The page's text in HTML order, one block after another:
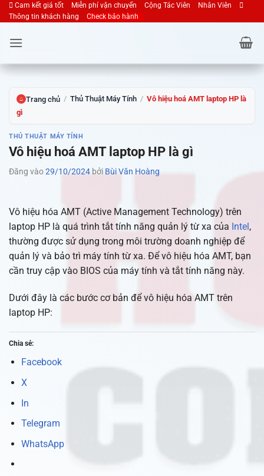
Bỏ
qua
nội
Cam kết giá tốt Miễn phí vận chuyển Cộng Tác Viên
Nhân Viên
Thông tin khách hàng
Check bảo hành
⌂ Trang chủ / Thủ Thuật Máy Tính / Vô hiệu hoá AMT laptop HP là
gì
THỦ THUẬT MÁY TÍNH
Vô hiệu hoá AMT laptop HP là gì
Đăng vào29/10/2024 bởi Bùi Văn Hoàng
Vô hiệu hóa AMT (Active Management Technology) trên
laptop HP là quá trình tắt tính năng quản lý từ xa của Intel,
thường được sử dụng trong môi trường doanh nghiệp để
quản lý và bảo trì máy tính từ xa. Để vô hiệu hóa AMT, bạn
cần truy cập vào BIOS của máy tính và tắt tính năng này.
Dưới đây là các bước cơ bản để vô hiệu hóa AMT trên
laptop HP:
Chia sẻ:
Facebook
X
In
Telegram
WhatsApp